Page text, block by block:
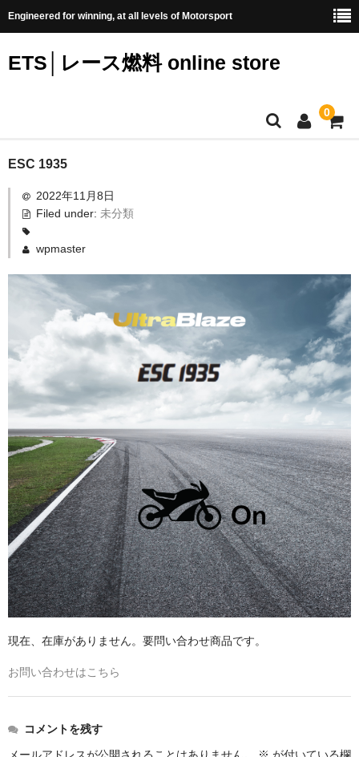
Engineered for winning, at all levels of Motorsport
ETS│レース燃料 online store
0
HOME
モトリティ
ETSとは
すべて
ExtraBlaze
UltraBlaze
RenewaBlaze
会員ページ
よくある質問
お問い合わせ
日本語
English
プライバシーポリシー
ESC 1935
2022年11月8日
Filed under: 未分類
wpmaster
現在、在庫がありません。要問い合わせ商品です。
お問い合わせはこちら
コメントを残す